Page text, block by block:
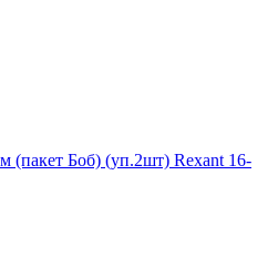
Боб) (уп.2шт) Rexant 16-